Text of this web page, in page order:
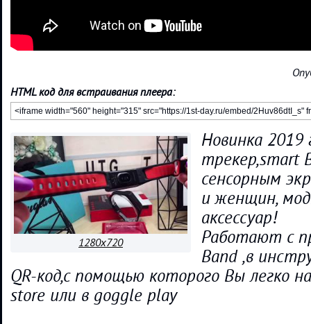
HTML код для встраивания плеера:
1280x720
Новинка
трекер,smart
сенсорным
и женщин,
аксессуар!
Работают с
Band ,в
QR-код,с помощью которого Вы легко
store или в goggle play